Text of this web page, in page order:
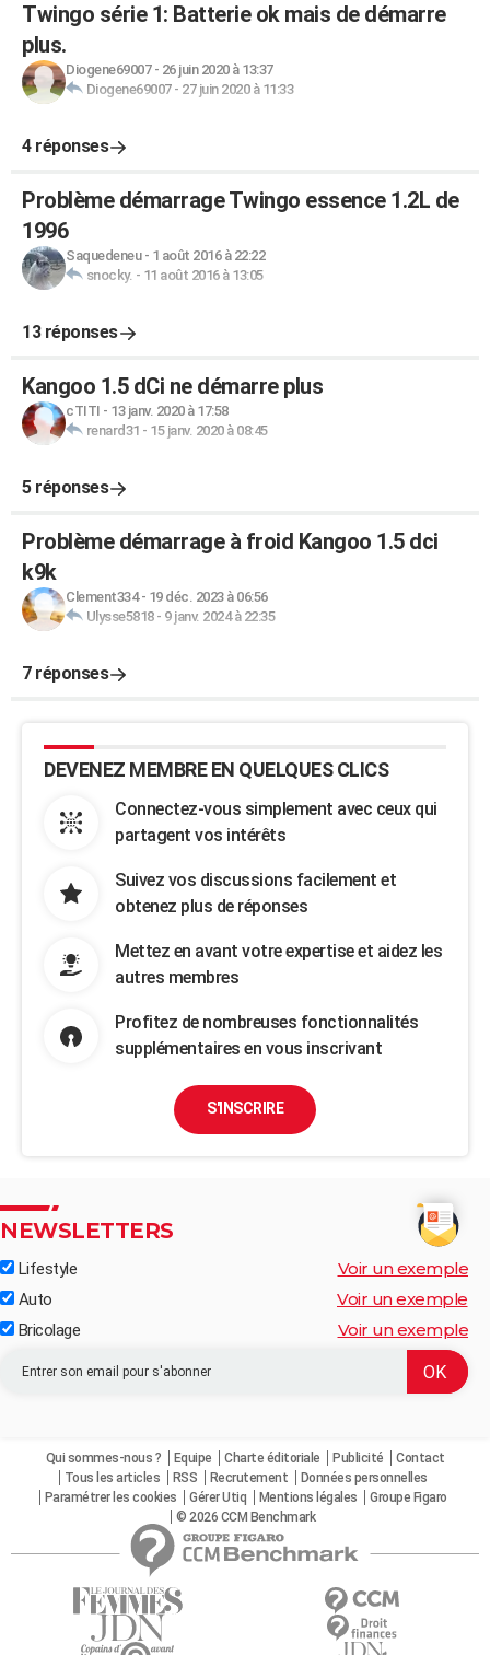
Twingo série 1: Batterie ok mais de démarre
plus.
Diogene69007- 26 juin 2020 à 13:37
Diogene69007- 27 juin 2020 à 11:33
4 réponses
Problème démarrage Twingo essence 1.2L de
1996
Saquedeneu- 1 août 2016 à 22:22
snocky. - 11 août 2016 à 13:05
13 réponses
Kangoo 1.5 dCi ne démarre plus
cTITI - 13 janv. 2020 à 17:58
renard31 - 15 janv. 2020 à 08:45
5 réponses
Problème démarrage à froid Kangoo 1.5 dci
k9k
Clement334- 19 déc. 2023 à 06:56
Ulysse5818- 9 janv. 2024 à 22:35
7 réponses
DEVENEZ MEMBRE EN QUELQUES CLICS
Connectez-vous simplement avec ceux qui
partagent vos intérêts
Suivez vos discussions facilement et
obtenez plus de réponses
Mettez en avant votre expertise et aidez les
autres membres
Profitez de nombreuses fonctionnalités
supplémentaires en vous inscrivant
S'INSCRIRE
NEWSLETTERS
Lifestyle Voir un exemple
Auto Voir un exemple
Bricolage Voir un exemple
Qui sommes-nous ? Equipe Charte éditoriale Publicité
Contact
Tous les articles
RSS Recrutement
Données personnelles
Paramétrer les cookies
Gérer Utiq Mentions légales
Groupe Figaro
© 2026 CCM Benchmark